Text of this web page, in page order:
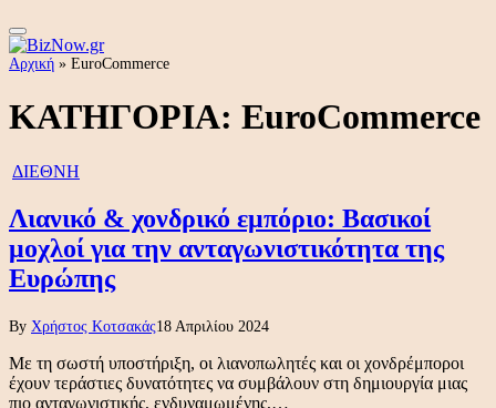
Αρχική » EuroCommerce
ΚΑΤΗΓΟΡΙΑ: EuroCommerce
ΔΙΕΘΝΗ
Λιανικό & χονδρικό εμπόριο: Βασικοί
μοχλοί για την ανταγωνιστικότητα της
Ευρώπης
By Χρήστος Κοτσακάς18 Απριλίου 2024
Με τη σωστή υποστήριξη, οι λιανοπωλητές και οι χονδρέμποροι
έχουν τεράστιες δυνατότητες να συμβάλουν στη δημιουργία μιας
πιο ανταγωνιστικής, ενδυναμωμένης,…